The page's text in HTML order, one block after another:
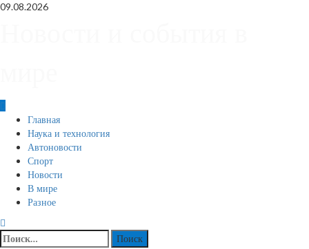
Skip
09.08.2026
Primary
Menu
Главная
Наука и технология
Автоновости
Спорт
Новости
В мире
Разное
Найти: